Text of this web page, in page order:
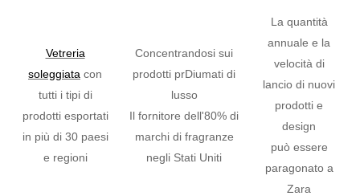
Vetreria
soleggiata con
tutti i tipi di
prodotti esportati
in più di 30 paesi
e regioni
Concentrandosi sui
prodotti prDiumati di
lusso
Il fornitore dell'80% di
marchi di fragranze
negli Stati Uniti
La quantità
annuale e la
velocità di
lancio di nuovi
prodotti e
design
può essere
paragonato a
Zara